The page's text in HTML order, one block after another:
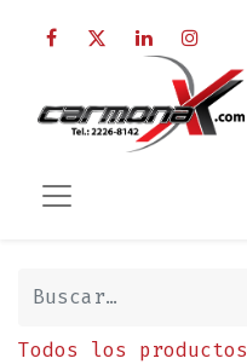
Todos los productos